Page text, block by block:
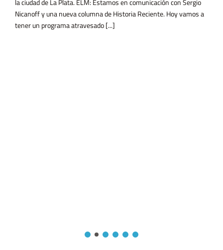
Nicanoff y una nueva columna de Historia Reciente. Hoy vamos a
tener un programa atravesado [...]